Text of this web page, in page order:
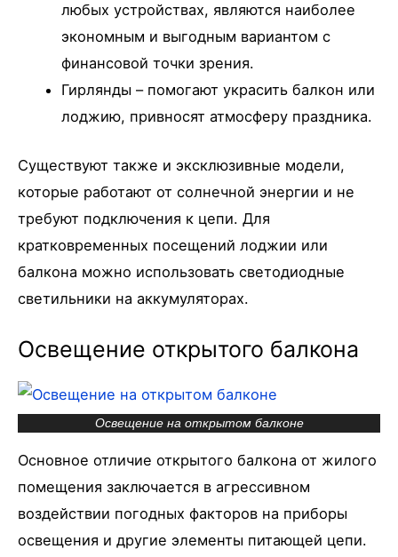
любых устройствах, являются наиболее
экономным и выгодным вариантом с
финансовой точки зрения.
Гирлянды – помогают украсить балкон или
лоджию, привносят атмосферу праздника.
Существуют также и эксклюзивные модели,
которые работают от солнечной энергии и не
требуют подключения к цепи. Для
кратковременных посещений лоджии или
балкона можно использовать светодиодные
светильники на аккумуляторах.
Освещение открытого балкона
Освещение на открытом балконе
Основное отличие открытого балкона от жилого
помещения заключается в агрессивном
воздействии погодных факторов на приборы
освещения и другие элементы питающей цепи.